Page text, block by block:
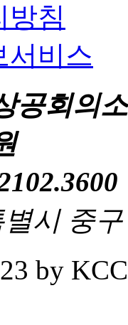
방침
서비스
공회의소
시 중
by